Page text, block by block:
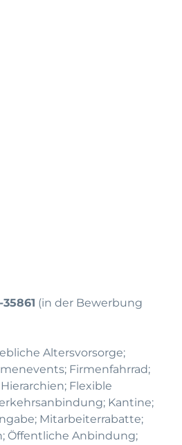
35861 (in der Bewerbung
Altersvorsorge;
Firmenfahrrad;
Flexible
Kantine;
Mitarbeiterrabatte;
Öffentliche Anbindung;